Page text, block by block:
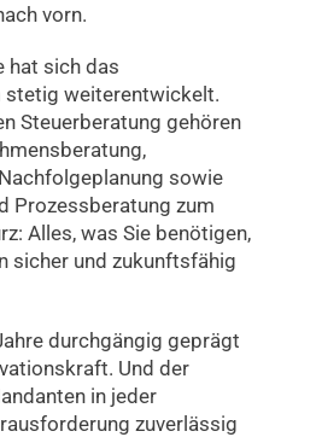
vorn.
hat sich das
weiterentwickelt.
Steuerberatung gehören
sowie
Prozessberatung zum
Alles, was Sie benötigen,
sicher und zukunftsfähig
durchgängig geprägt
Und der
in jeder
zuverlässig